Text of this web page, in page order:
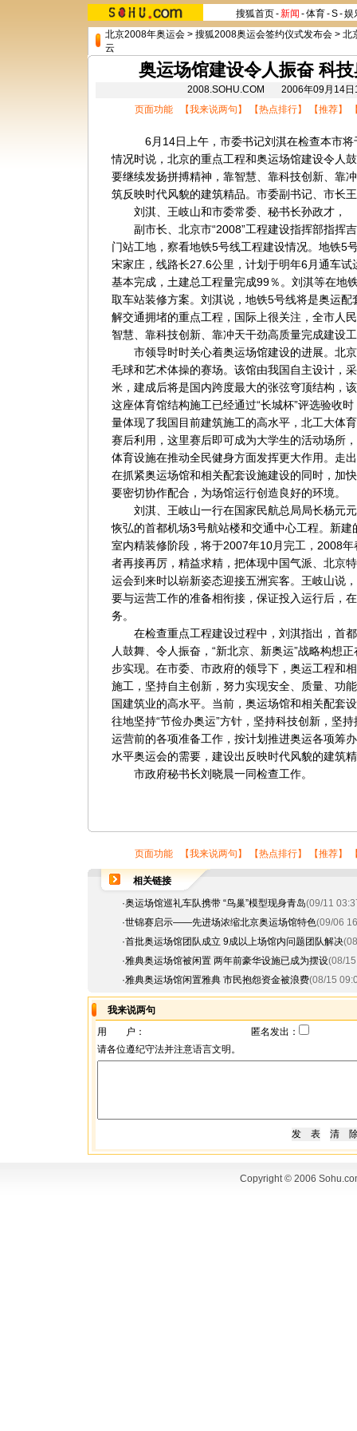
搜狐首页-新闻 -体育-S-娱
北京2008年奥运会 > 搜狐2008奥运会签约仪式发布会 > 北
云
奥运场馆建设令人振奋 科
2008.SOHU.COM 2006年09月14
页面功能 【我来说两句 】 【热点排行】 【推荐】
6月14日上午，市委书记刘淇在检查本市将
情况时说，北京的重点工程和奥运场馆建设令人
要继续发扬拼搏精神，靠智慧、靠科技创新、靠
筑反映时代风貌的建筑精品。市委副书记、市长
刘淇、王岐山和市委常委、秘书长孙政才，
副市长、北京市“2008”工程建设指挥部指挥
门站工地，察看地铁5号线工程建设情况。地铁5
宋家庄，线路长27.6公里，计划于明年6月通车
基本完成，土建总工程量完成99％。刘淇等在地
取车站装修方案。刘淇说，地铁5号线将是奥运
解交通拥堵的重点工程，国际上很关注，全市人
智慧、靠科技创新、靠冲天干劲高质量完成建设
市领导时时关心着奥运场馆建设的进展。北京
毛球和艺术体操的赛场。该馆由我国自主设计，
米，建成后将是国内跨度最大的张弦穹顶结构，
这座体育馆结构施工已经通过“长城杯”评选验收
量体现了我国目前建筑施工的高水平，北工大体
赛后利用，这里赛后即可成为大学生的活动场所
体育设施在推动全民健身方面发挥更大作用。走
在抓紧奥运场馆和相关配套设施建设的同时，加
要密切协作配合，为场馆运行创造良好的环境。
刘淇、王岐山一行在国家民航总局局长杨元元
恢弘的首都机场3号航站楼和交通中心工程。新
室内精装修阶段，将于2007年10月完工，2008
者再接再厉，精益求精，把体现中国气派、北京
运会到来时以崭新姿态迎接五洲宾客。王岐山说
要与运营工作的准备相衔接，保证投入运行后，
务。
在检查重点工程建设过程中，刘淇指出，首都
人鼓舞、令人振奋，“新北京、新奥运”战略构想
步实现。在市委、市政府的领导下，奥运工程和
施工，坚持自主创新，努力实现安全、质量、功
国建筑业的高水平。当前，奥运场馆和相关配套
往地坚持“节俭办奥运”方针，坚持科技创新，坚
运营前的各项准备工作，按计划推进奥运各项筹
水平奥运会的需要，建设出反映时代风貌的建筑
市政府秘书长刘晓晨一同检查工作。
页面功能 【我来说两句 】 【热点排行】 【推荐】
相关链接
·奥运场馆巡礼车队携带 “鸟巢”模型现身青岛(09/11
·世锦赛启示——先进场浓缩北京奥运场馆特色(09/06
·首批奥运场馆团队成立 9成以上场馆内问题团队解决
·雅典奥运场馆被闲置 两年前豪华设施已成为摆设(08/
·雅典奥运场馆闲置雅典 市民抱怨资金被浪费(08/15
我来说两句
用 户：
匿名发出：
请各位遵纪守法并注意语言文明。
Copyright © 2006